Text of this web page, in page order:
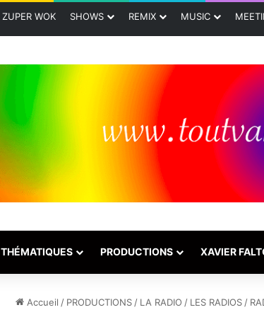
ZUPER WOK SHOWS REMIX MUSIC
THÉMATIQUES PRODUCTIONS XAVIER
Accueil / PRODUCTIONS/ LA RADIO / LES RADIOS/